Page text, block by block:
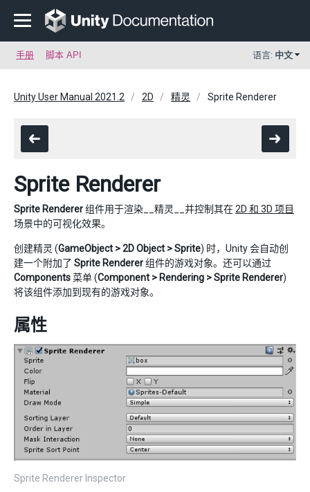
手册 脚本 API 语言: 中文
Unity User Manual 2021.2 2D 精灵 Sprite Renderer
Sprite Renderer
Sprite Renderer组件用于渲染__精灵__并控制其在2D 和 3D 项目
场景中的可视化效果。
创建精灵 (GameObject > 2D Object > Sprite) 时，Unity 会自动创
建一个附加了 Sprite Renderer组件的游戏对象。还可以通过
Components菜单 (Component > Rendering > Sprite Renderer)
将该组件添加到现有的游戏对象。
属性
Sprite Renderer Inspector